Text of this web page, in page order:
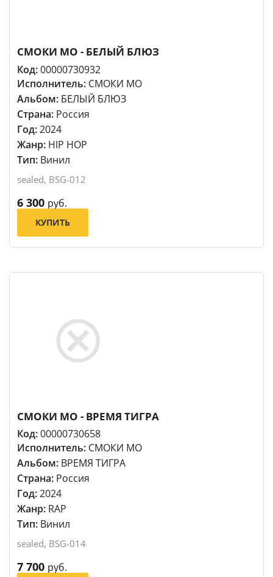
СМОКИ МО - БЕЛЫЙ БЛЮЗ
Код:00000730932
Исполнитель: СМОКИ МО
Альбом: БЕЛЫЙ БЛЮЗ
Страна: Россия
Год:2024
Жанр: HIP HOP
Тип: Винил
sealed, BSG-012
6 300 руб.
КУПИТЬ
СМОКИ МО - ВРЕМЯ ТИГРА
Код:00000730658
Исполнитель: СМОКИ МО
Альбом: ВРЕМЯ ТИГРА
Страна: Россия
Год:2024
Жанр: RAP
Тип: Винил
sealed, BSG-014
7 700 руб.